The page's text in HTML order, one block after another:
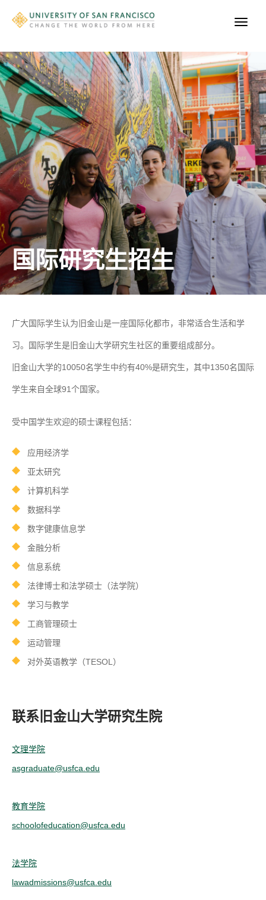
国际研究生招生
广大国际学生认为旧金山是一座国际化都市，非常适合生活和学
习。国际学生是旧金山大学研究生社区的重要组成部分。
旧金山大学的10050名学生中约有40%是研究生，其中1350名国际
学生来自全球91个国家。
受中国学生欢迎的硕士课程包括：
应用经济学
亚太研究
计算机科学
数据科学
数字健康信息学
金融分析
信息系统
法律博士和法学硕士（法学院）
学习与教学
工商管理硕士
运动管理
对外英语教学（TESOL）
联系旧金山大学研究生院
文理学院
asgraduate@usfca.edu
教育学院
schoolofeducation@usfca.edu
法学院
lawadmissions@usfca.edu